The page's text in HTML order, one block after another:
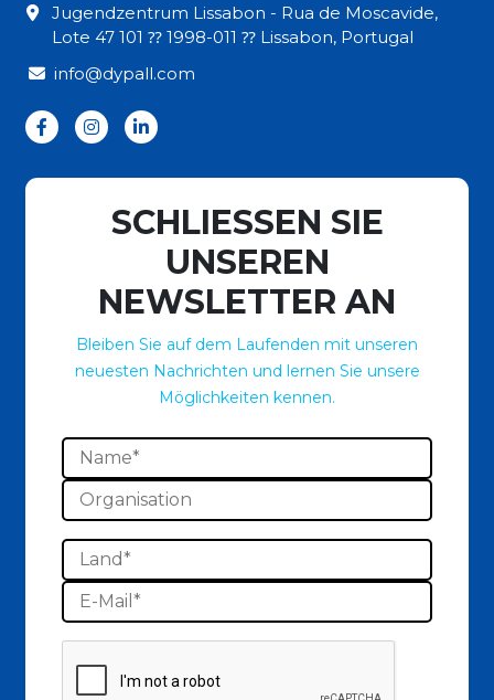
Jugendzentrum Lissabon - Rua de Moscavide,
Lote 47 101 ⁇ 1998-011 ⁇ Lissabon, Portugal
info@dypall.com
SCHLIESSEN SIE
UNSEREN
NEWSLETTER AN
Bleiben Sie auf dem Laufenden mit unseren
neuesten Nachrichten und lernen Sie unsere
Möglichkeiten kennen.